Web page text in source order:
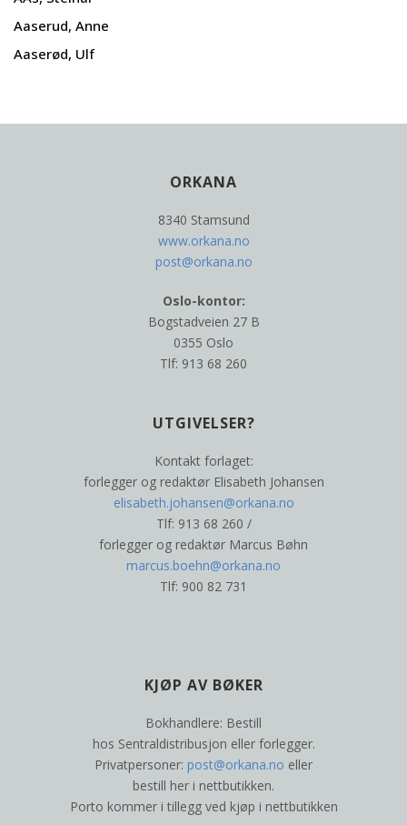
Aaserud, Anne
Aaserød, Ulf
ORKANA
8340 Stamsund
www.orkana.no
post@orkana.no
Oslo-kontor:
Bogstadveien 27 B
0355 Oslo
Tlf: 913 68 260
UTGIVELSER?
Kontakt forlaget:
forlegger og redaktør Elisabeth Johansen
elisabeth.johansen@orkana.no
Tlf: 913 68 260 /
forlegger og redaktør Marcus Bøhn
marcus.boehn@orkana.no
Tlf: 900 82 731
KJØP AV BØKER
Bokhandlere: Bestill
hos Sentraldistribusjon eller forlegger.
Privatpersoner: post@orkana.no eller
bestill her i nettbutikken.
Porto kommer i tillegg ved kjøp i nettbutikken